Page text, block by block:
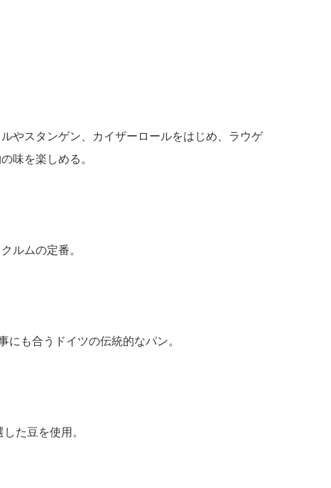
やスタンゲン、カイザーロールをはじめ、ラウゲ
味を楽しめる。
ルムの定番。
も合うドイツの伝統的なパン。
た豆を使用。